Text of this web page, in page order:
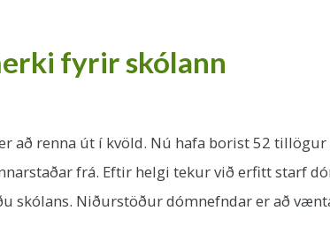
fyrir skólann
að renna út í kvöld. Nú hafa borist 52
frá. Eftir helgi tekur við erfitt starf
skólans. Niðurstöður dómnefndar er að